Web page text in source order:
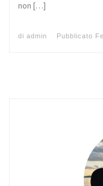
non […]
di admin Pubblicato